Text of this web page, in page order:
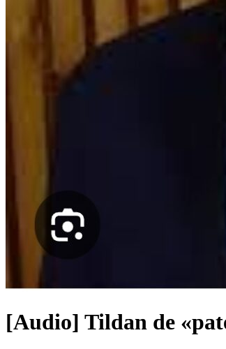
[Audio] Tildan de